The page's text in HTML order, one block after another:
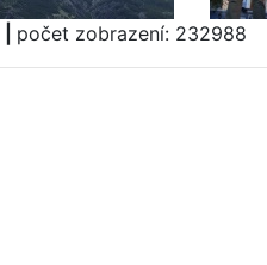
počet zobrazení: 232988